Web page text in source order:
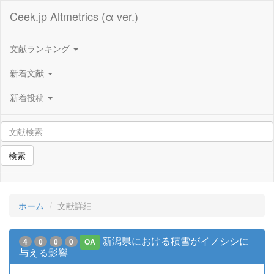
Ceek.jp Altmetrics (α ver.)
文献ランキング
新着文献
新着投稿
検索
ホーム 文献詳細
4 0 0 0 OA
新潟県における積雪がイノシシに
与える影響